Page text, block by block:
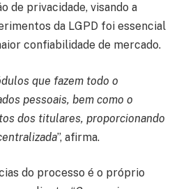
de privacidade, visando a
da LGPD foi essencial
confiabilidade de mercado.
que fazem todo o
pessoais, bem como o
dos titulares, proporcionando
”, afirma.
do processo é o próprio